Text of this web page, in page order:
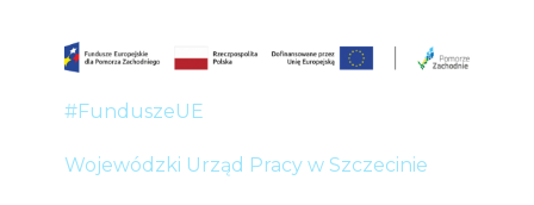
SUPER PRZEDSZKOLAK-nowa
jakość edukacji
#FunduszeUE
Wojewódzki Urząd Pracy w Szczecinie